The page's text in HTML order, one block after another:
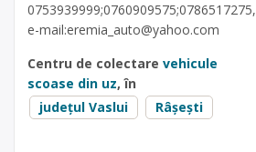
0753939999;0760909575;0786517275,
e-mail:eremia_auto@yahoo.com
Centru de colectare vehicule
scoase din uz, în
județul Vaslui
Râșești